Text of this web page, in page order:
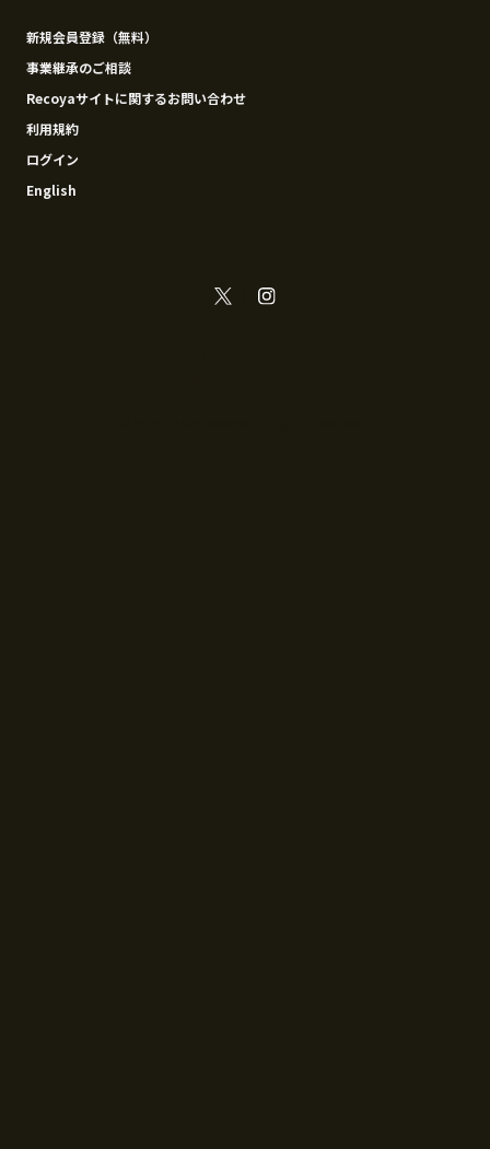
新規会員登録（無料）
事業継承のご相談
Recoyaサイトに関するお問い合わせ
利用規約
ログイン
English